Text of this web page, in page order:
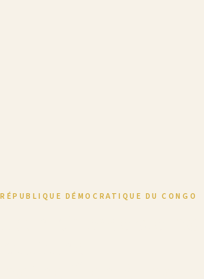
RÉPUBLIQUE DÉMOCRATIQUE DU CONGO